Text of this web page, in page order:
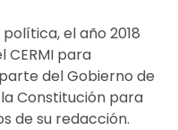
el año 2018
para
del Gobierno de
Constitución para
de su redacción.